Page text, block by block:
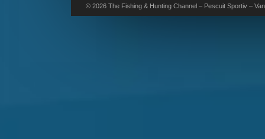
© 2026 The Fishing & Hunting Channel – Pescuit Sportiv –